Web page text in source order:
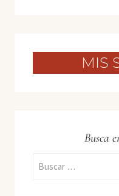
MIS
Busca
Buscar: